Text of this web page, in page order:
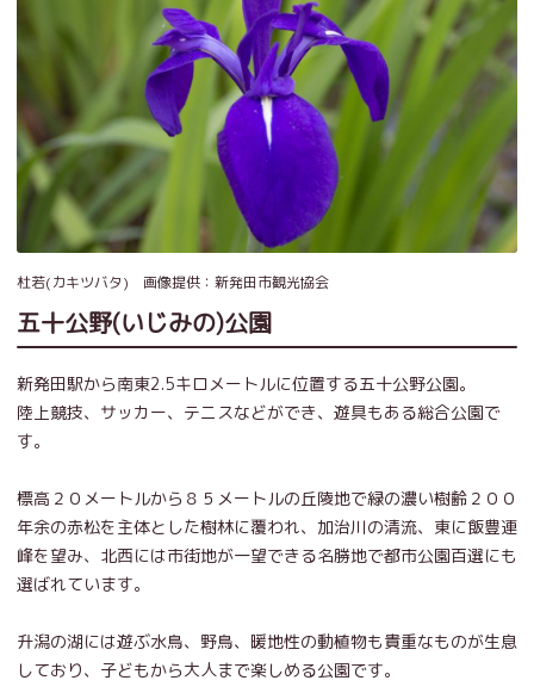
杜若(カキツバタ) 画像提供：新発田市観光協会
五十公野(いじみの)公園
新発田駅から南東2.5キロメートルに位置する五十公野公園。
陸上競技、サッカー、テニスなどができ、遊具もある総合公園で
す。
標高２０メートルから８５メートルの丘陵地で緑の濃い樹齢２００
年余の赤松を主体とした樹林に覆われ、加治川の清流、東に飯豊連
峰を望み、北西には市街地が一望できる名勝地で都市公園百選にも
選ばれています。
升潟の湖には遊ぶ水鳥、野鳥、暖地性の動植物も貴重なものが生息
しており、子どもから大人まで楽しめる公園です。